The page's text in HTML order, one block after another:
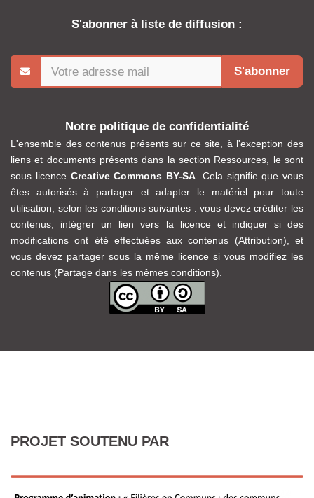
S'abonner à liste de diffusion :
S'abonner
Notre politique de confidentialité
L'ensemble des contenus présents sur ce site, à l'exception des
liens et documents présents dans la section Ressources, le sont
sous licence Creative Commons BY-SA . Cela signifie que vous
êtes autorisés à partager et adapter le matériel pour toute
utilisation, selon les conditions suivantes : vous devez créditer les
contenus, intégrer un lien vers la licence et indiquer si des
modifications ont été effectuées aux contenus (Attribution), et
vous devez partager sous la même licence si vous modifiez les
contenus (Partage dans les mêmes conditions).
PROJET SOUTENU PAR